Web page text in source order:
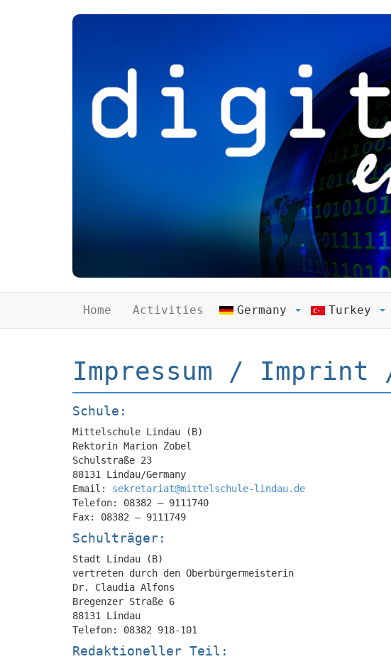
Home Activities Germany Turkey
Impressum / Imprint
Schule:
Mittelschule Lindau (B)
Rektorin Marion Zobel
Schulstraße 23
88131 Lindau/Germany
Email: sekretariat@mittelschule-lindau.de
Telefon: 08382 – 9111740
Fax: 08382 – 9111749
Schulträger:
Stadt Lindau (B)
vertreten durch den Oberbürgermeisterin
Dr. Claudia Alfons
Bregenzer Straße 6
88131 Lindau
Telefon: 08382 918-101
Redaktioneller Teil: